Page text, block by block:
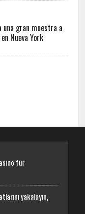
una gran muestra a
Nueva York
für
yakalayın,